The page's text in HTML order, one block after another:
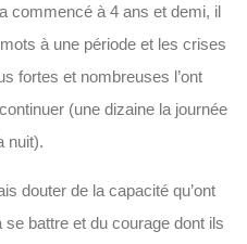
commencé à 4 ans et demi, il
à une période et les crises
fortes et nombreuses l’ont
(une dizaine la journée
nuit).
douter de la capacité qu’ont
se battre et du courage dont ils